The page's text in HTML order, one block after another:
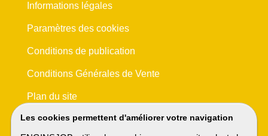
Les cookies permettent d'améliorer votre navigation
Informations légales
Paramètres des cookies
Conditions de publication
Conditions Générales de Vente
Plan du site